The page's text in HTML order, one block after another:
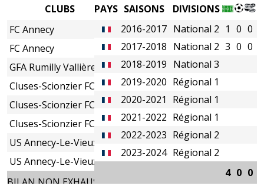
PAYS SAISONS
DIVISIONS
2016-2017 National 2 1 0 0
2017-2018 National 2 3 0 0
2018-2019 National 3
2019-2020 Régional 1
2020-2021
Régional 1
2021-2022 Régional 1
2022-2023 Régional 2
2023-2024 Régional 2
4 0 0
CLUBS
FC Annecy
FC Annecy
GFA Rumilly Vallières
Cluses-Scionzier FC
Cluses-Scionzier FC
Cluses-Scionzier FC
US Annecy-Le-Vieux
US Annecy-Le-Vieux
BILAN NON EXHAUSTIF